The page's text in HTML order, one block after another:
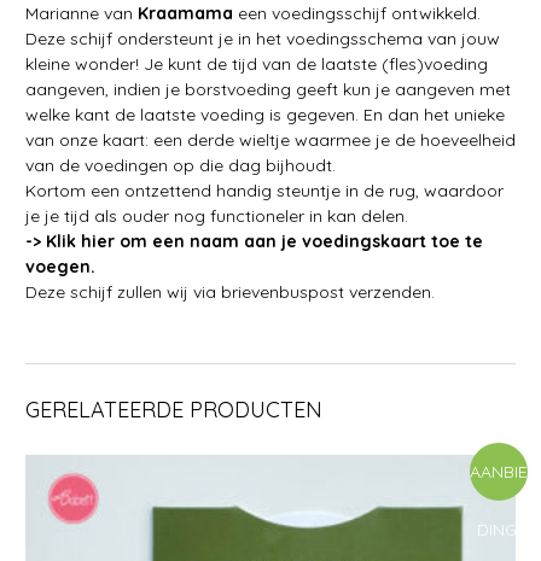
Marianne van Kraamama een voedingsschijf ontwikkeld.
Deze schijf ondersteunt je in het voedingsschema van jouw
kleine wonder! Je kunt de tijd van de laatste (fles)voeding
aangeven, indien je borstvoeding geeft kun je aangeven met
welke kant de laatste voeding is gegeven. En dan het unieke
van onze kaart: een derde wieltje waarmee je de hoeveelheid
van de voedingen op die dag bijhoudt.
Kortom een ontzettend handig steuntje in de rug, waardoor
je je tijd als ouder nog functioneler in kan delen.
-> Klik hier om een naam aan je voedingskaart toe te
voegen.
Deze schijf zullen wij via brievenbuspost verzenden.
GERELATEERDE PRODUCTEN
AANBIE
DING!